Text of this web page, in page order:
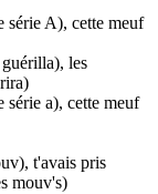
série A), cette meuf
les
série a), cette meuf
t'avais pris
mouv's)